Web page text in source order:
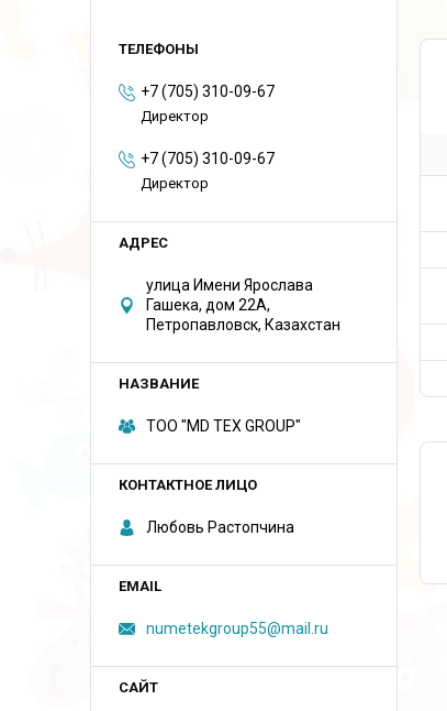
+7 (705) 310-09-67
Директор
+7 (705) 310-09-67
Директор
улица Имени Ярослава
Гашека, дом 22А,
Петропавловск, Казахстан
ТОО "MD TEX GROUP"
Любовь Растопчина
numetekgroup55@mail.ru